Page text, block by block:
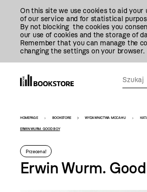
On this site we use cookies to aid your
of our service and for statistical
By not blocking the cookies you
our use of cookies and the storage of
Remember that you can manage the
changing the settings on your browser.
Bookstore
-
szablon
szczegóły
HOMEPAGE BOOKSTORE WYDAWNICTWA MOCAK-U
ERWIN WURM. GOOD BOY
Przecena!
Erwin Wurm.